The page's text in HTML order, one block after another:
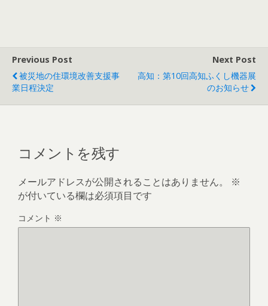
Previous Post
被災地の住環境改善支援事
業日程決定
Next Post
高知：第10回高知ふくし機器展
のお知らせ
コメントを残す
メールアドレスが公開されることはありません。
※
が付いている欄は必須項目です
コメント ※